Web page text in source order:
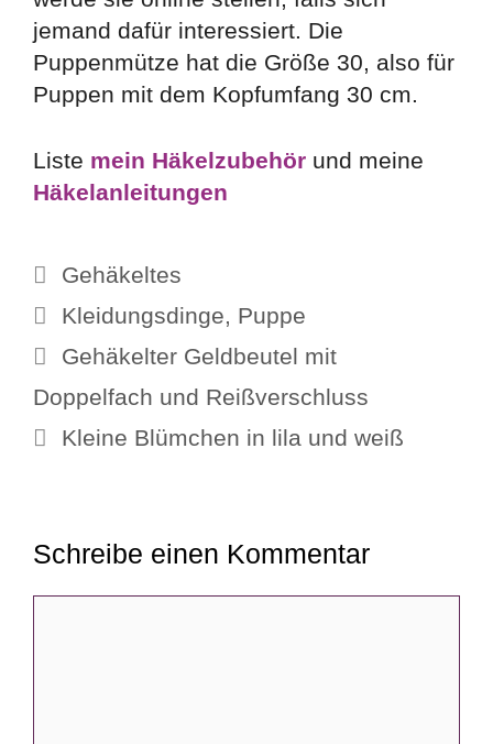
jemand dafür interessiert. Die
Puppenmütze hat die Größe 30, also für
Puppen mit dem Kopfumfang 30 cm.
Liste mein Häkelzubehör und meine
Häkelanleitungen
Kategorien
Gehäkeltes
Schlagwörter
Kleidungsdinge, Puppe
Gehäkelter Geldbeutel mit
Doppelfach und Reißverschluss
Kleine Blümchen in lila und weiß
Schreibe einen Kommentar